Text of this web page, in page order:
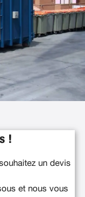
!
un devis
et nous vous